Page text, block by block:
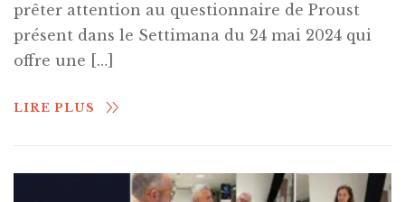
prêter attention au questionnaire de Proust
présent dans le Settimana du 24 mai 2024 qui
offre une […]
LIRE PLUS